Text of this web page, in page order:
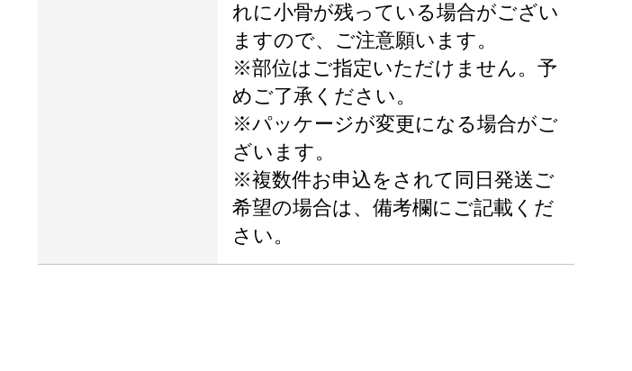
れに小骨が残っている場合がござい
ますので、ご注意願います。
※部位はご指定いただけません。予
めご了承ください。
※パッケージが変更になる場合がご
ざいます。
※複数件お申込をされて同日発送ご
希望の場合は、備考欄にご記載くだ
さい。